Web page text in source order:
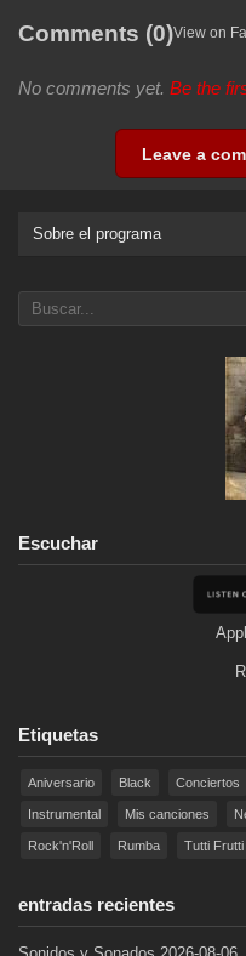
Comments (0)View on
No comments yet. Be the
Leave a
Sobre el programa
Escuchar
Etiquetas
Aniversario Black Conciertos
Instrumental Mis canciones
Rock'n'Roll Rumba Tutti Frutti
entradas recientes